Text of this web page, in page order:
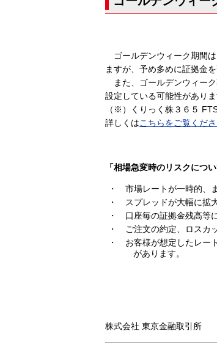
ゴールデンウィーク期間
ますが、予め多めに証拠金
また、ゴールデンウィー
設定している可能性があり
（※）くりっく株３６５
詳しくはこちらをご覧くださ
「相場急変時のリスクについ
・ 市場レートが一時的、
・ スプレッドが大幅に拡
・ 口座毎の証拠金残高等
・ ご注文の約定、ロスカ
・ お客様が想定したレー
があります。
株式会社 東京金融取引所